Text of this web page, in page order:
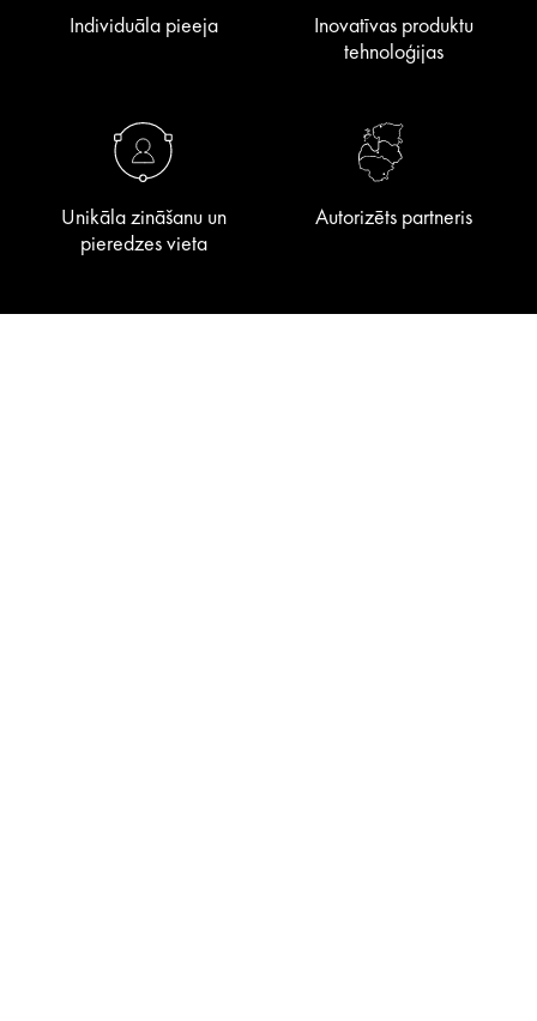
Individuāla pieeja
Inovatīvas produktu
tehnoloģijas
Unikāla zināšanu un
pieredzes vieta
Autorizēts partneris